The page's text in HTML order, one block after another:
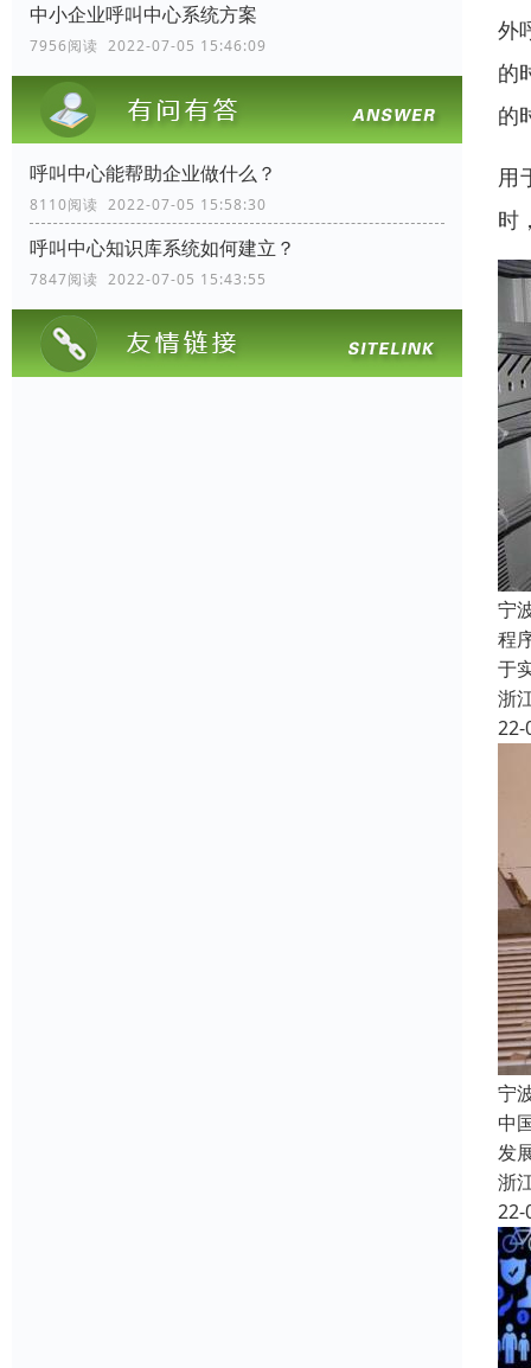
中小企业呼叫中心系统方案
7956阅读 2022-07-05 15:46:09
呼叫中心能帮助企业做什么？
8110阅读 2022-07-05 15:58:30
呼叫中心知识库系统如何建立？
7847阅读 2022-07-05 15:43:55
外
的
的
用
时
宁
程
于
浙
22-
宁
中
发
浙
22-